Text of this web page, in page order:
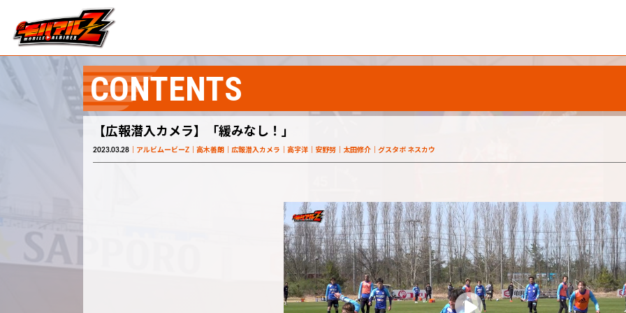
CONTENTS
【広報潜入カメラ】「緩みなし！」
2023.03.28 アルビムービーZ 高木善朗 広報潜入カメラ 高宇洋 安野努 太田修介 グスタボ ネスカウ